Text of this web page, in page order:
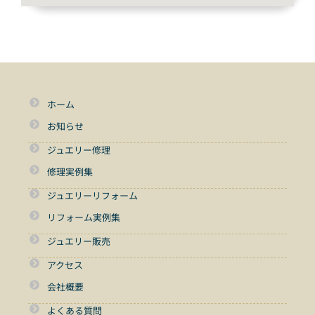
ホーム
お知らせ
ジュエリー修理
修理実例集
ジュエリーリフォーム
リフォーム実例集
ジュエリー販売
アクセス
会社概要
よくある質問